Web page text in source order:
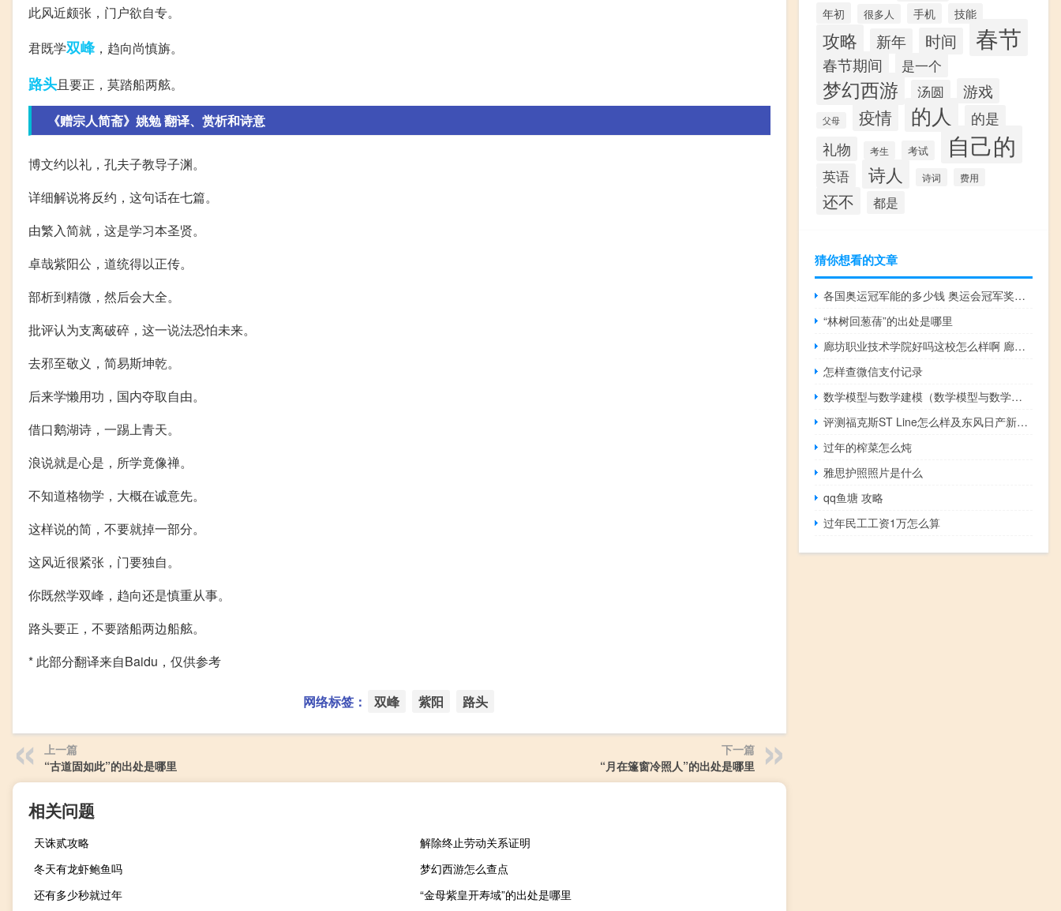
此风近颇张，门户欲自专。
君既学双峰 ，趋向尚慎旃。
路头且要正，莫踏船两舷。
《赠宗人简斋》姚勉 翻译、赏析和诗意
博文约以礼，孔夫子教导子渊。
详细解说将反约，这句话在七篇。
由繁入简就，这是学习本圣贤。
卓哉紫阳公，道统得以正传。
部析到精微，然后会大全。
批评认为支离破碎，这一说法恐怕未来。
去邪至敬义，简易斯坤乾。
后来学懒用功，国内夺取自由。
借口鹅湖诗，一踢上青天。
浪说就是心是，所学竟像禅。
不知道格物学，大概在诚意先。
这样说的简，不要就掉一部分。
这风近很紧张，门要独自。
你既然学双峰，趋向还是慎重从事。
路头要正，不要踏船两边船舷。
* 此部分翻译来自Baidu，仅供参考
网络标签： 双峰 紫阳 路头
上一篇
“古道固如此”的出处是哪里
下一篇
“月在篷窗冷照人”的出处是哪里
相关问题
天诛贰攻略
解除终止劳动关系证明
冬天有龙虾鲍鱼吗
梦幻西游怎么查点
还有多少秒就过年
“金母紫皇开寿域”的出处是哪里
年初 很多人 手机 技能
攻略 新年 时间 春节
春节期间 是一个
梦幻西游 汤圆 游戏
父母 疫情 的人 的是
礼物 考生 考试 自己的
英语 诗人 诗词 费用
还不 都是
猜你想看的文章
各国奥运冠军能的多少钱 奥运会冠军奖金多少钱
“林树回葱蒨”的出处是哪里
廊坊职业技术学院好吗这校怎么样啊 廊坊职业技术学院怎么样
怎样查微信支付记录
数学模型与数学建模（数学模型与数学建模第三版简介）
评测福克斯ST Line怎么样及东风日产新逍客多少钱
过年的榨菜怎么炖
雅思护照照片是什么
qq鱼塘 攻略
过年民工工资1万怎么算